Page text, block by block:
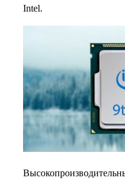
Intel.